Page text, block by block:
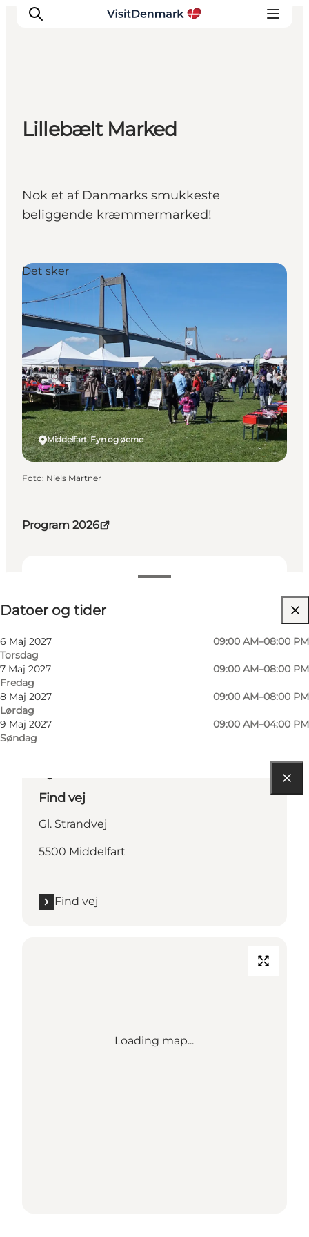
Inspiration
Destinationer
Planlæg ferien
Lillebælt Marked
Nok et af Danmarks smukkeste
beliggende kræmmermarked!
Program 2026
Datoer og tider
6 Maj 2027
Torsdag
09:00 AM–08:00 PM
7 Maj 2027
Fredag
09:00 AM–08:00 PM
8 Maj 2027
Lørdag
09:00 AM–08:00 PM
9 Maj 2027
Søndag
09:00 AM–04:00 PM
Besøg hjemmeside
Børn, Venner, Min partner, Mig selv
Middelfart, Fyn og øerne
Det sker
Foto: Niels Martner
Find vej
Gl. Strandvej
5500 Middelfart
Find vej
Loading map...